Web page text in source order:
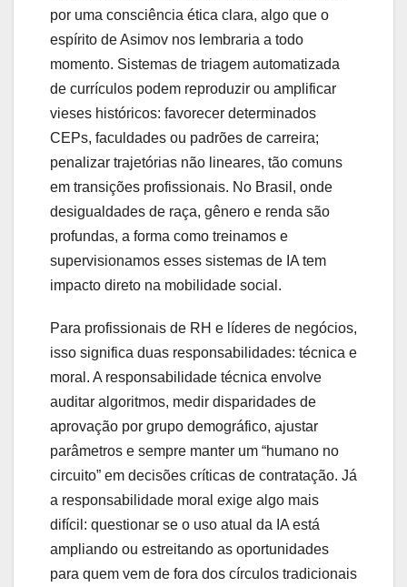
por uma consciência ética clara, algo que o
espírito de Asimov nos lembraria a todo
momento. Sistemas de triagem automatizada
de currículos podem reproduzir ou amplificar
vieses históricos: favorecer determinados
CEPs, faculdades ou padrões de carreira;
penalizar trajetórias não lineares, tão comuns
em transições profissionais. No Brasil, onde
desigualdades de raça, gênero e renda são
profundas, a forma como treinamos e
supervisionamos esses sistemas de IA tem
impacto direto na mobilidade social.
Para profissionais de RH e líderes de negócios,
isso significa duas responsabilidades: técnica e
moral. A responsabilidade técnica envolve
auditar algoritmos, medir disparidades de
aprovação por grupo demográfico, ajustar
parâmetros e sempre manter um “humano no
circuito” em decisões críticas de contratação. Já
a responsabilidade moral exige algo mais
difícil: questionar se o uso atual da IA está
ampliando ou estreitando as oportunidades
para quem vem de fora dos círculos tradicionais